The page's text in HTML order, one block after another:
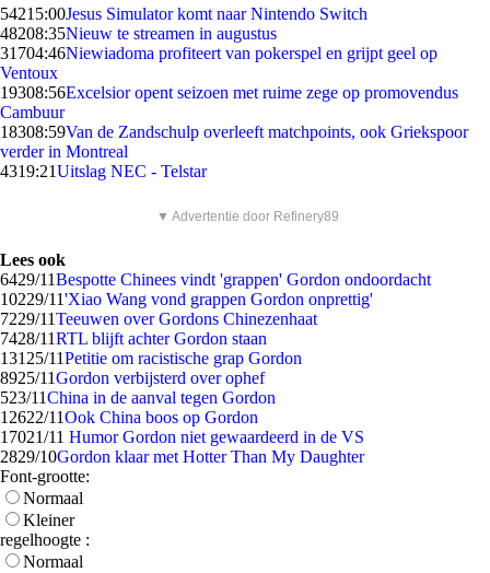
54215:00Jesus Simulator komt naar Nintendo Switch
48208:35Nieuw te streamen in augustus
31704:46Niewiadoma profiteert van pokerspel en grijpt geel op
Ventoux
19308:56Excelsior opent seizoen met ruime zege op promovendus
Cambuur
18308:59Van de Zandschulp overleeft matchpoints, ook Griekspoor
verder in Montreal
4319:21Uitslag NEC - Telstar
▼ Advertentie door Refinery89
Lees ook
6429/11Bespotte Chinees vindt 'grappen' Gordon ondoordacht
10229/11'Xiao Wang vond grappen Gordon onprettig'
7229/11Teeuwen over Gordons Chinezenhaat
7428/11RTL blijft achter Gordon staan
131 25/11Petitie om racistische grap Gordon
8925/11Gordon verbijsterd over ophef
523/11China in de aanval tegen Gordon
12622/11Ook China boos op Gordon
17021/11 Humor Gordon niet gewaardeerd in de VS
2829/10Gordon klaar met Hotter Than My Daughter
Font-grootte:
Normaal
Kleiner
regelhoogte :
Normaal